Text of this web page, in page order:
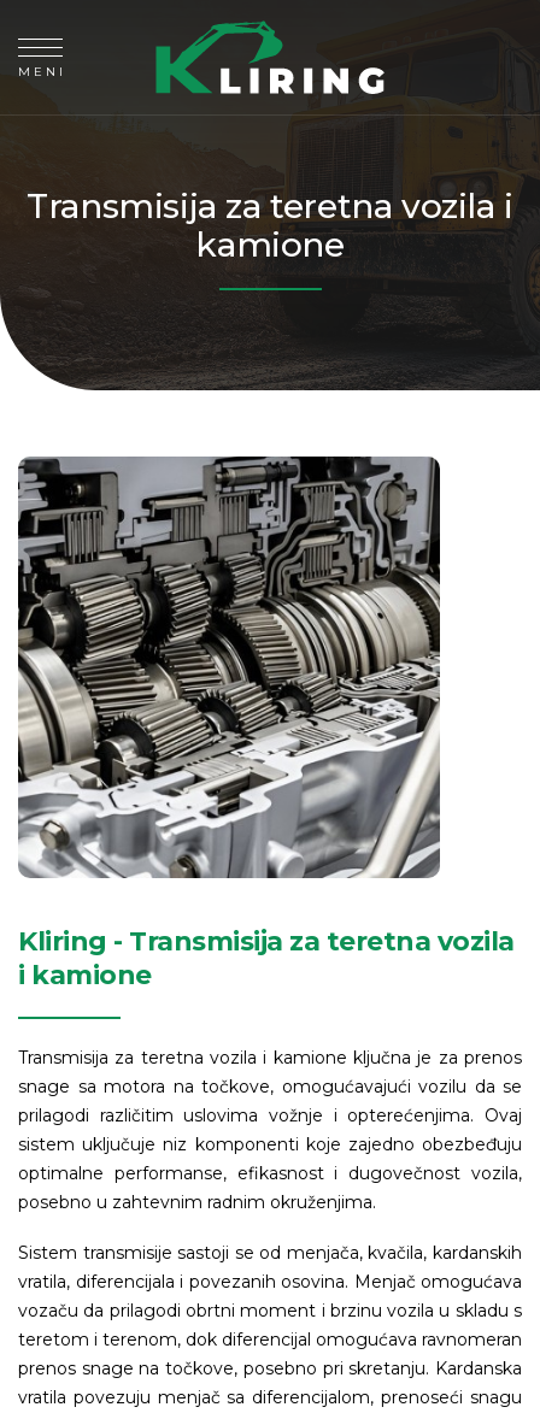
MENI
Transmisija za teretna vozila i
kamione
Kliring - Transmisija za teretna vozila
i kamione
Transmisija za teretna vozila i kamione ključna je za prenos
snage sa motora na točkove, omogućavajući vozilu da se
prilagodi različitim uslovima vožnje i opterećenjima. Ovaj
sistem uključuje niz komponenti koje zajedno obezbeđuju
optimalne performanse, efikasnost i dugovečnost vozila,
posebno u zahtevnim radnim okruženjima.
Sistem transmisije sastoji se od menjača, kvačila, kardanskih
vratila, diferencijala i povezanih osovina. Menjač omogućava
vozaču da prilagodi obrtni moment i brzinu vozila u skladu s
teretom i terenom, dok diferencijal omogućava ravnomeran
prenos snage na točkove, posebno pri skretanju. Kardanska
vratila povezuju menjač sa diferencijalom, prenoseći snagu